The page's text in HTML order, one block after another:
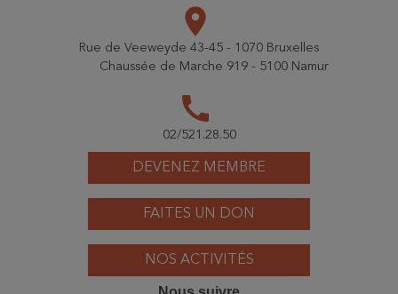
DEVENEZ MEMBRE
FAITES UN DON
NOS ACTIVITÉS
place
Rue de Veeweyde 43-45 - 1070 Bruxelles
Chaussée de Marche 919 - 5100 Namur
call
02/521.28.50